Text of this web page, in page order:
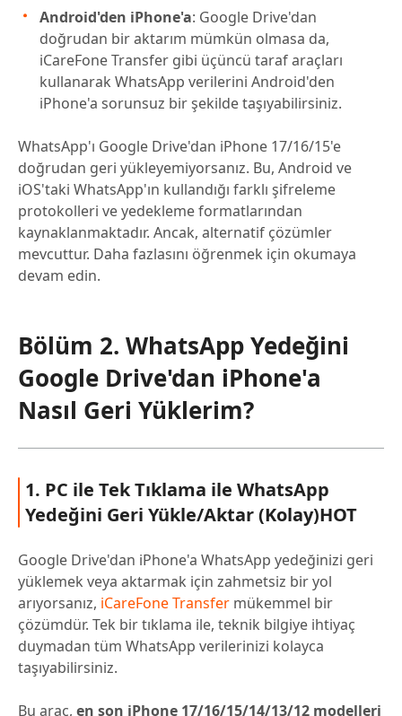
Android'den iPhone'a: Google Drive'dan
doğrudan bir aktarım mümkün olmasa da,
iCareFone Transfer gibi üçüncü taraf araçları
kullanarak WhatsApp verilerini Android'den
iPhone'a sorunsuz bir şekilde taşıyabilirsiniz.
WhatsApp'ı Google Drive'dan iPhone 17/16/15'e
doğrudan geri yükleyemiyorsanız. Bu, Android ve
iOS'taki WhatsApp'ın kullandığı farklı şifreleme
protokolleri ve yedekleme formatlarından
kaynaklanmaktadır. Ancak, alternatif çözümler
mevcuttur. Daha fazlasını öğrenmek için okumaya
devam edin.
Bölüm 2. WhatsApp Yedeğini
Google Drive'dan iPhone'a
Nasıl Geri Yüklerim?
1. PC ile Tek Tıklama ile WhatsApp
Yedeğini Geri Yükle/Aktar (Kolay)HOT
Google Drive'dan iPhone'a WhatsApp yedeğinizi geri
yüklemek veya aktarmak için zahmetsiz bir yol
arıyorsanız, iCareFone Transfer mükemmel bir
çözümdür. Tek bir tıklama ile, teknik bilgiye ihtiyaç
duymadan tüm WhatsApp verilerinizi kolayca
taşıyabilirsiniz.
Bu araç, en son iPhone 17/16/15/14/13/12 modelleri